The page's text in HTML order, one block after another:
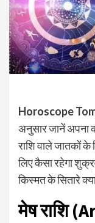
Horoscope
अनुसार जानें अपना
राशि वाले जातकों
लिए कैसा रहेगा
किस्मत के सितारे
मेष राशि